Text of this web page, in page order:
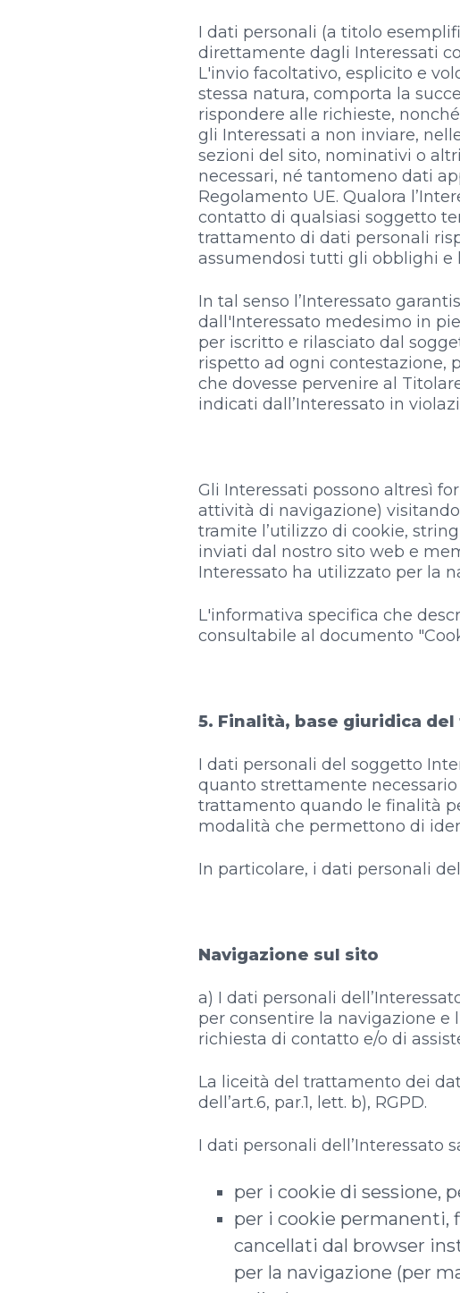
I dati personali (a titolo
direttamente dagli Interessati
L'invio facoltativo, esplicito e
stessa natura, comporta la
rispondere alle richieste,
gli Interessati a non inviare,
sezioni del sito, nominativi o
necessari, né tantomeno dati
Regolamento UE. Qualora
contatto di qualsiasi soggetto
trattamento di dati personali
assumendosi tutti gli obblighi e
In tal senso l’Interessato
dall'Interessato medesimo in
per iscritto e rilasciato dal
rispetto ad ogni contestazione,
che dovesse pervenire al
indicati dall’Interessato in
Gli Interessati possono altresì
attività di navigazione)
tramite l’utilizzo di cookie,
inviati dal nostro sito web e
Interessato ha utilizzato per la
L'informativa specifica che
consultabile al documento
5. Finalità, base giuridica
I dati personali del soggetto
quanto strettamente necessario
trattamento quando le finalità
modalità che permettono di
In particolare, i dati personali
Navigazione sul sito
a) I dati personali
per consentire la navigazione e
richiesta di contatto e/o di
La liceità del trattamento dei
dell’art.6, par.1, lett. b), RGPD.
I dati personali dell’Interessato
per i cookie di sessione,
per i cookie permanenti,
cancellati dal browser
per la navigazione (per